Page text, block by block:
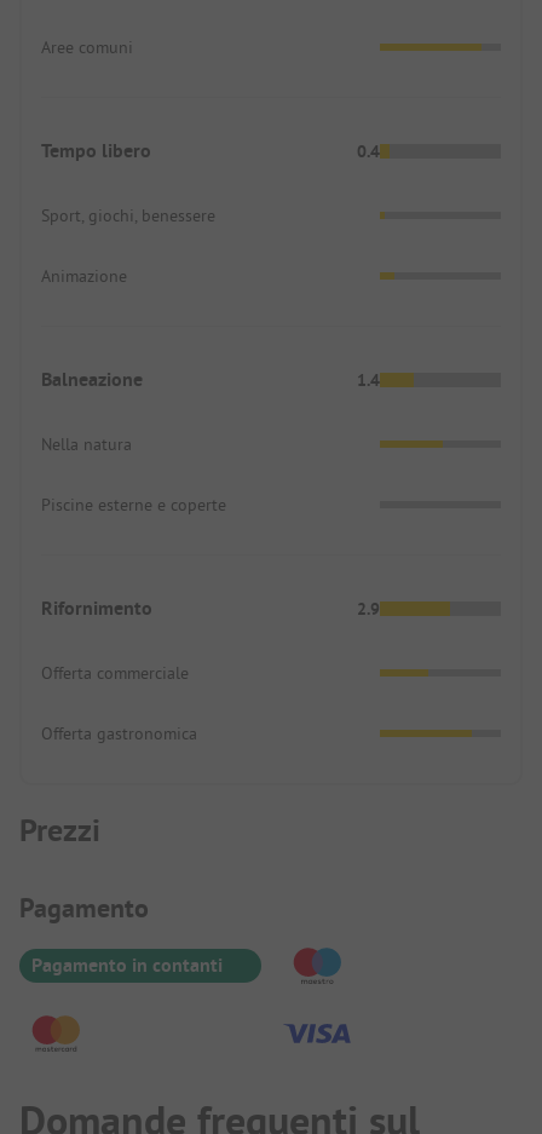
Aree comuni
Tempo libero 0.4
Sport, giochi, benessere
Animazione
Balneazione 1.4
Nella natura
Piscine esterne e coperte
Rifornimento 2.9
Offerta commerciale
Offerta gastronomica
Prezzi
Informazioni sul pagamento
Pagamento
Pagamento in contanti
Domande frequenti sul